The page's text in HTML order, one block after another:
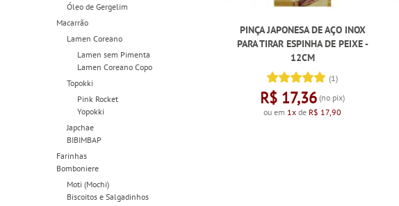
Óleo de Gergelim
Macarrão
Lamen Coreano
Lamen sem Pimenta
Lamen Coreano Copo
Topokki
Pink Rocket
Yopokki
Japchae
BIBIMBAP
Farinhas
Bomboniere
Moti (Mochi)
Biscoitos e Salgadinhos
PINÇA JAPONESA DE AÇO INOX
PARA TIRAR ESPINHA DE PEIXE -
12CM
(1)
R$ 17,36 (no pix)
ou em 1x de R$ 17,90